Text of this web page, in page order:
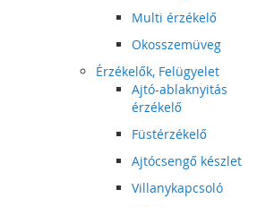
Multi érzékelő
Okosszemüveg
Érzékelők, Felügyelet
Ajtó-ablaknyitás
érzékelő
Füstérzékelő
Ajtócsengő készlet
Villanykapcsoló